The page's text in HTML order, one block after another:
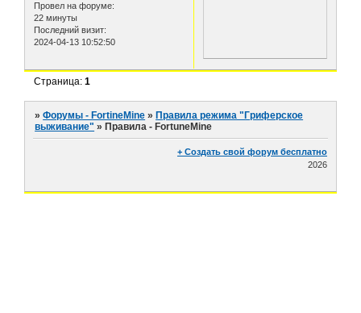
Провел на форуме:
22 минуты
Последний визит:
2024-04-13 10:52:50
Страница:1
»Форумы - FortineMine »Правила режима "Гриферское
выживание" »Правила - FortuneMine
+ Создать свой форум бесплатно
2026